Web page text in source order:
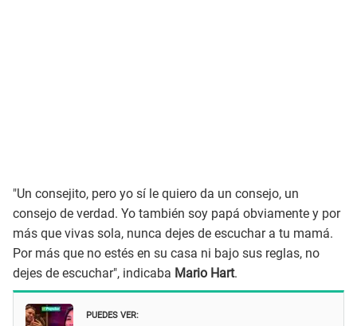
"Un consejito, pero yo sí le quiero da un consejo, un
consejo de verdad. Yo también soy papá obviamente y por
más que vivas sola, nunca dejes de escuchar a tu mamá.
Por más que no estés en su casa ni bajo sus reglas, no
dejes de escuchar", indicaba Mario Hart.
PUEDES VER: